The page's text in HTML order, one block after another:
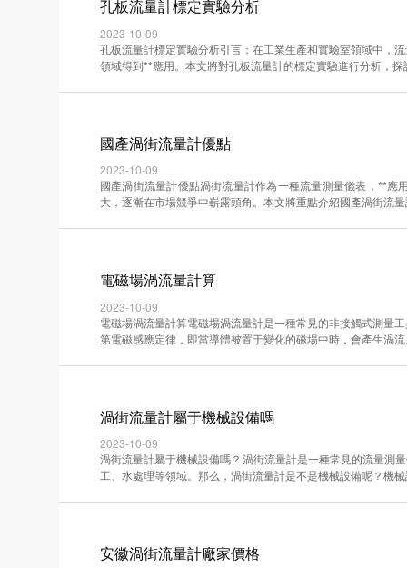
孔板流量計標定實驗分析
2023-10-09
孔板流量計標定實驗分析引言：在工業生產和實驗室領域中，
領域得到**應用。本文將對孔板流量計的標定實驗進行分析，探
國產渦街流量計優點
2023-10-09
國產渦街流量計優點渦街流量計作為一種流量測量儀表，**
大，逐漸在市場競爭中嶄露頭角。本文將重點介紹國產渦街流量
電磁場渦流量計算
2023-10-09
電磁場渦流量計算電磁場渦流量計是一種常見的非接觸式測量
第電磁感應定律，即當導體被置于變化的磁場中時，會產生渦流
渦街流量計屬于機械設備嗎
2023-10-09
渦街流量計屬于機械設備嗎？渦街流量計是一種常見的流量測
工、水處理等領域。那么，渦街流量計是不是機械設備呢？機械
安徽渦街流量計廠家價格